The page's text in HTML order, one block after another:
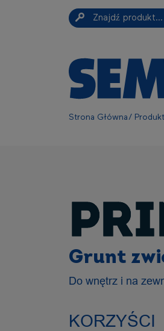
Przejdź do treści
Top navigation
Ścieżka
Strona Główna
Grunt
Do wnętrz i na
KORZYŚCI
Panel zarządzania plikami cookies